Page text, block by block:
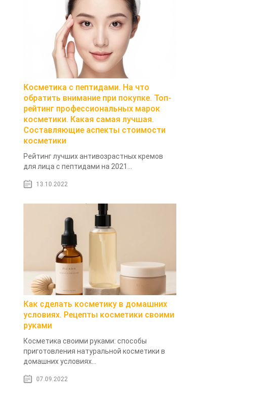
Косметика с пептидами. На что
обратить внимание при покупке. Топ-
рейтинг профессиональных марок
косметики. Какая самая лучшая.
Составляющие аспекты стоимости
косметики
Рейтинг лучших антивозрастных кремов
для лица с пептидами на 2021...
13.10.2022
Как сделать косметику в домашних
условиях. Рецепты косметики своими
руками
Косметика своими руками: способы
приготовления натуральной косметики в
домашних условиях...
07.09.2022